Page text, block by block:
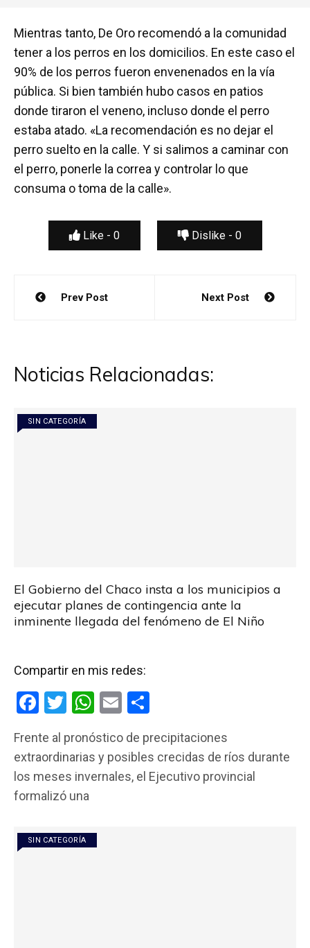
Mientras tanto, De Oro recomendó a la comunidad
tener a los perros en los domicilios. En este caso el
90% de los perros fueron envenenados en la vía
pública. Si bien también hubo casos en patios
donde tiraron el veneno, incluso donde el perro
estaba atado. «La recomendación es no dejar el
perro suelto en la calle. Y si salimos a caminar con
el perro, ponerle la correa y controlar lo que
consuma o toma de la calle».
Like - 0 Dislike - 0
Navegación
Prev Post Next Post
Noticias Relacionadas:
SIN CATEGORÍA
El Gobierno del Chaco insta a los municipios a
ejecutar planes de contingencia ante la
inminente llegada del fenómeno de El Niño
Compartir en mis redes:
F
ce
b
o
k
T
tt
er
W
at
s
p
E
ail m
p
ar
Frente al pronóstico de precipitaciones
extraordinarias y posibles crecidas de ríos durante
los meses invernales, el Ejecutivo provincial
formalizó una
SIN CATEGORÍA